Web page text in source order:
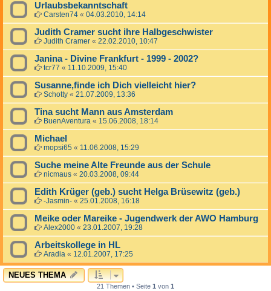
Urlaubsbekanntschaft
Carsten74 « 04.03.2010, 14:14
Judith Cramer sucht ihre Halbgeschwister
Judith Cramer « 22.02.2010, 10:47
Janina - Divine Frankfurt - 1999 - 2002?
tcr77 « 11.10.2009, 15:40
Susanne,finde ich Dich vielleicht hier?
Schotty « 21.07.2009, 13:36
Tina sucht Mann aus Amsterdam
BuenAventura « 15.06.2008, 18:14
Michael
mopsi65 « 11.06.2008, 15:29
Suche meine Alte Freunde aus der Schule
nicmaus « 20.03.2008, 09:44
Edith Krüger (geb.) sucht Helga Brüsewitz (geb.)
-Jasmin- « 25.01.2008, 16:18
Meike oder Mareike - Jugendwerk der AWO Hamburg
Alex2000 « 23.01.2007, 19:28
Arbeitskollege in HL
Aradia « 12.01.2007, 17:25
NEUES THEMA
21 Themen • Seite 1 von 1